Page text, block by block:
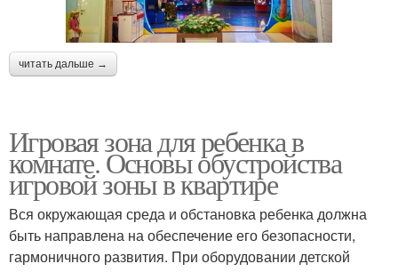
читать дальше →
Игровая зона для ребенка в
комнате. Основы обустройства
игровой зоны в квартире
Вся окружающая среда и обстановка ребенка должна
быть направлена на обеспечение его безопасности,
гармоничного развития. При оборудовании детской